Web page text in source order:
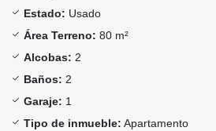
Estado: Usado
Área Terreno: 80 m²
Alcobas: 2
Baños: 2
Garaje: 1
Tipo de inmueble: Apartamento